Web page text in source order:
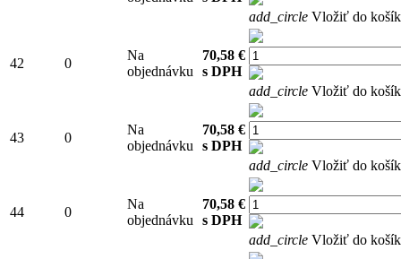
add_circle Vložiť do
42 0
Na
objednávku
70,58 €
s DPH
add_circle Vložiť do
43 0
Na
objednávku
70,58 €
s DPH
add_circle Vložiť do
44 0
Na
objednávku
70,58 €
s DPH
add_circle Vložiť do